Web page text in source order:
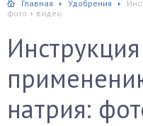
Главная Удобрения
фото + видео
натрия: